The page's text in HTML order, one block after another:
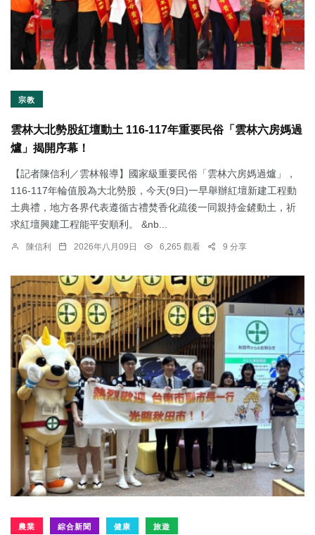
宗教
雲林大北勢股紅壇動土 116-117年重要民俗「雲林六房媽過
爐」揭開序幕！
【記者陳信利／雲林報導】國家級重要民俗「雲林六房媽過爐」，
116-117年輪值股為大北勢股，今天(9日)一早舉辦紅壇新建工程動
土典禮，地方各界代表遵循古禮焚香化疏後一同親持金鏟動土，祈
求紅壇興建工程能平安順利。 &nb...
陳信利 2026年八月09日 6,265 觀看 9 分享
農業 綜合新聞 健康 旅遊